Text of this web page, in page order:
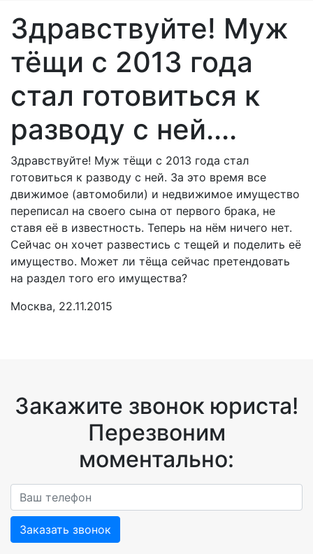
Здравствуйте! Муж
тёщи с 2013 года
стал готовиться к
разводу с ней....
Здравствуйте! Муж тёщи с 2013 года стал
готовиться к разводу с ней. За это время все
движимое (автомобили) и недвижимое имущество
переписал на своего сына от первого брака, не
ставя её в известность. Теперь на нём ничего нет.
Сейчас он хочет развестись с тещей и поделить её
имущество. Может ли тёща сейчас претендовать
на раздел того его имущества?
Москва, 22.11.2015
Закажите звонок юриста!
Перезвоним
моментально:
Заказать звонок